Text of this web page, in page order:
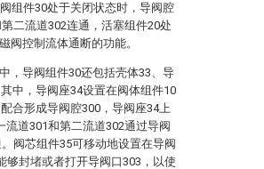
组件30处于关闭状态时，导阀腔
二流道302连通，活塞组件20处
阀控制流体通断的功能。
，导阀组件30还包括壳体33、导
中，导阀座34设置在阀体组件10
合形成导阀腔300，导阀座34上
流道301和第二流道302通过导阀
阀芯组件35可移动地设置在导阀
够封堵或者打开导阀口303，以使